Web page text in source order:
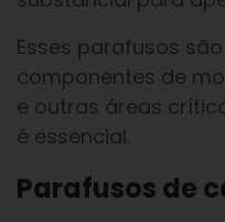
Esses parafusos
componentes de
e outras áreas
é essencial.
Parafusos de